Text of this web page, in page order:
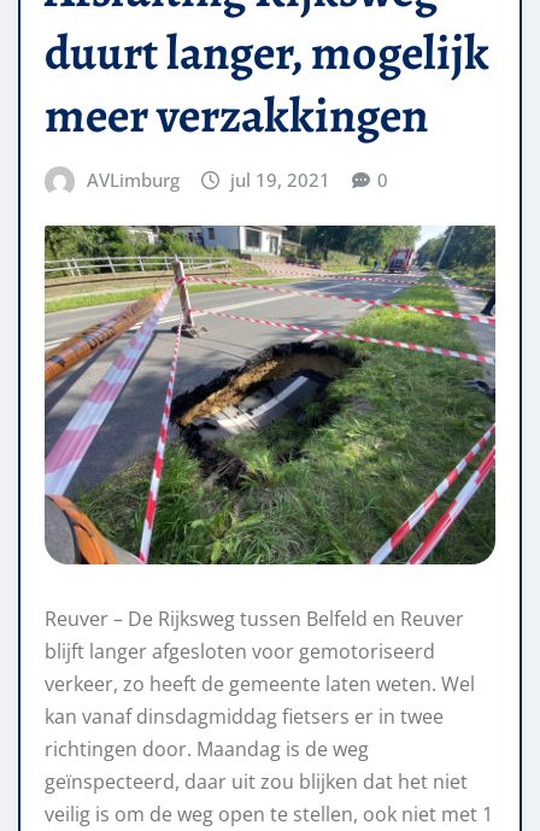
duurt langer, mogelijk
meer verzakkingen
AVLimburg jul 19, 2021 0
Reuver – De Rijksweg tussen Belfeld en Reuver
blijft langer afgesloten voor gemotoriseerd
verkeer, zo heeft de gemeente laten weten. Wel
kan vanaf dinsdagmiddag fietsers er in twee
richtingen door. Maandag is de weg
geïnspecteerd, daar uit zou blijken dat het niet
veilig is om de weg open te stellen, ook niet met 1